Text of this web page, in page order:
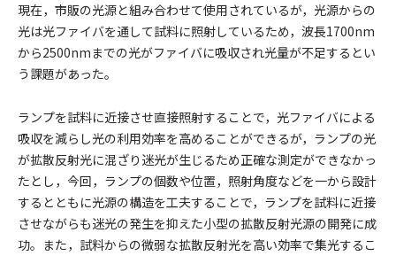
現在，市販の光源と組み合わせて使用されているが，光源からの
光は光ファイバを通して試料に照射しているため，波長1700nm
から2500nmまでの光がファイバに吸収され光量が不足するとい
う課題があった。
ランプを試料に近接させ直接照射することで，光ファイバによる
吸収を減らし光の利用効率を高めることができるが，ランプの光
が拡散反射光に混ざり迷光が生じるため正確な測定ができなかっ
たとし，今回，ランプの個数や位置，照射角度などを一から設計
するとともに光源の構造を工夫することで，ランプを試料に近接
させながらも迷光の発生を抑えた小型の拡散反射光源の開発に成
功。また，試料からの微弱な拡散反射光を高い効率で集光するこ